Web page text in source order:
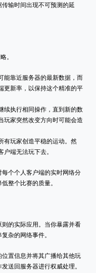
输时间出现不可预测的延
。
能靠近服务器的最新数据，而
更新率，以保持这个精准的平
续执行相同操作，直到新的数
玩家突然改变方向时可能会造
有玩家创造平稳的运动。然
端无法玩下去。
个个人客户端的实时网络分
整个比赛的质量。
的实际应用。当你暴露并看
杂的网络事件。
置信息并将其广播给其他玩
送回服务器进行权威处理。